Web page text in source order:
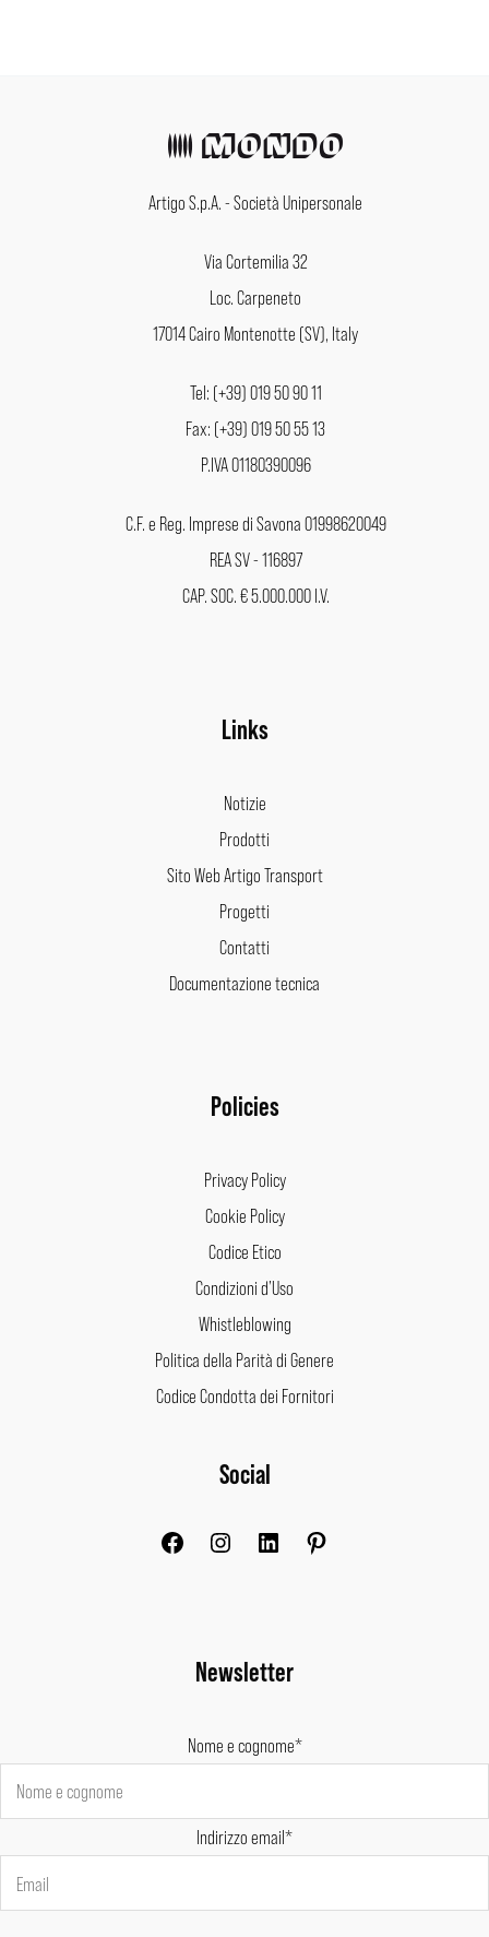
Artigo S.p.A. - Società Unipersonale
Via Cortemilia 32
Loc. Carpeneto
17014 Cairo Montenotte (SV), Italy
Tel: (+39) 019 50 90 11
Fax: (+39) 019 50 55 13
P.IVA 01180390096
C.F. e Reg. Imprese di Savona 01998620049
REA SV - 116897
CAP. SOC. € 5.000.000 I.V.
Links
Notizie
Prodotti
Sito Web Artigo Transport
Progetti
Contatti
Documentazione tecnica
Policies
Privacy Policy
Cookie Policy
Codice Etico
Condizioni d’Uso
Whistleblowing
Politica della Parità di Genere
Codice Condotta dei Fornitori
Social
Newsletter
Nome e cognome*
Indirizzo email*